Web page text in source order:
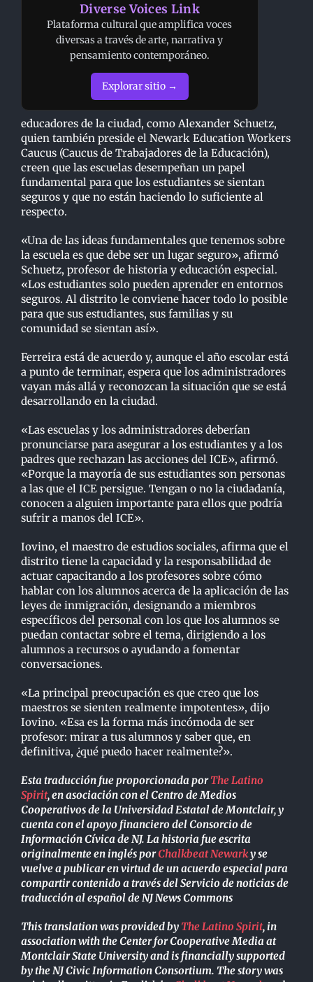
Diverse Voices Link
Plataforma cultural que amplifica voces
diversas a través de arte, narrativa y
pensamiento contemporáneo.
Explorar sitio →
educadores de la ciudad, como Alexander Schuetz,
quien también preside el Newark Education Workers
Caucus (Caucus de Trabajadores de la Educación),
creen que las escuelas desempeñan un papel
fundamental para que los estudiantes se sientan
seguros y que no están haciendo lo suficiente al
respecto.
«Una de las ideas fundamentales que tenemos sobre
la escuela es que debe ser un lugar seguro», afirmó
Schuetz, profesor de historia y educación especial.
«Los estudiantes solo pueden aprender en entornos
seguros. Al distrito le conviene hacer todo lo posible
para que sus estudiantes, sus familias y su
comunidad se sientan así».
Ferreira está de acuerdo y, aunque el año escolar está
a punto de terminar, espera que los administradores
vayan más allá y reconozcan la situación que se está
desarrollando en la ciudad.
«Las escuelas y los administradores deberían
pronunciarse para asegurar a los estudiantes y a los
padres que rechazan las acciones del ICE», afirmó.
«Porque la mayoría de sus estudiantes son personas
a las que el ICE persigue. Tengan o no la ciudadanía,
conocen a alguien importante para ellos que podría
sufrir a manos del ICE».
Iovino, el maestro de estudios sociales, afirma que el
distrito tiene la capacidad y la responsabilidad de
actuar capacitando a los profesores sobre cómo
hablar con los alumnos acerca de la aplicación de las
leyes de inmigración, designando a miembros
específicos del personal con los que los alumnos se
puedan contactar sobre el tema, dirigiendo a los
alumnos a recursos o ayudando a fomentar
conversaciones.
«La principal preocupación es que creo que los
maestros se sienten realmente impotentes», dijo
Iovino. «Esa es la forma más incómoda de ser
profesor: mirar a tus alumnos y saber que, en
definitiva, ¿qué puedo hacer realmente?».
Esta traducción fue proporcionada porThe Latino
Spirit, en asociación con el Centro de Medios
Cooperativos de la Universidad Estatal de Montclair, y
cuenta con el apoyo financiero del Consorcio de
Información Cívica de NJ. La historia fue escrita
originalmente en inglés porChalkbeat Newarky se
vuelve a publicar en virtud de un acuerdo especial para
compartir contenido a través del Servicio de noticias de
traducción al español de NJ News Commons
This translation was provided by The Latino Spirit, in
association with the Center for Cooperative Media at
Montclair State University and is financially supported
by the NJ Civic Information Consortium. The story was